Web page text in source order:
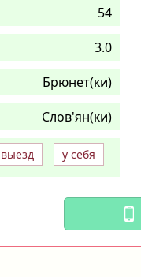
54
3.0
Брюнет(ки)
Слов'ян(ки)
выезд у себя